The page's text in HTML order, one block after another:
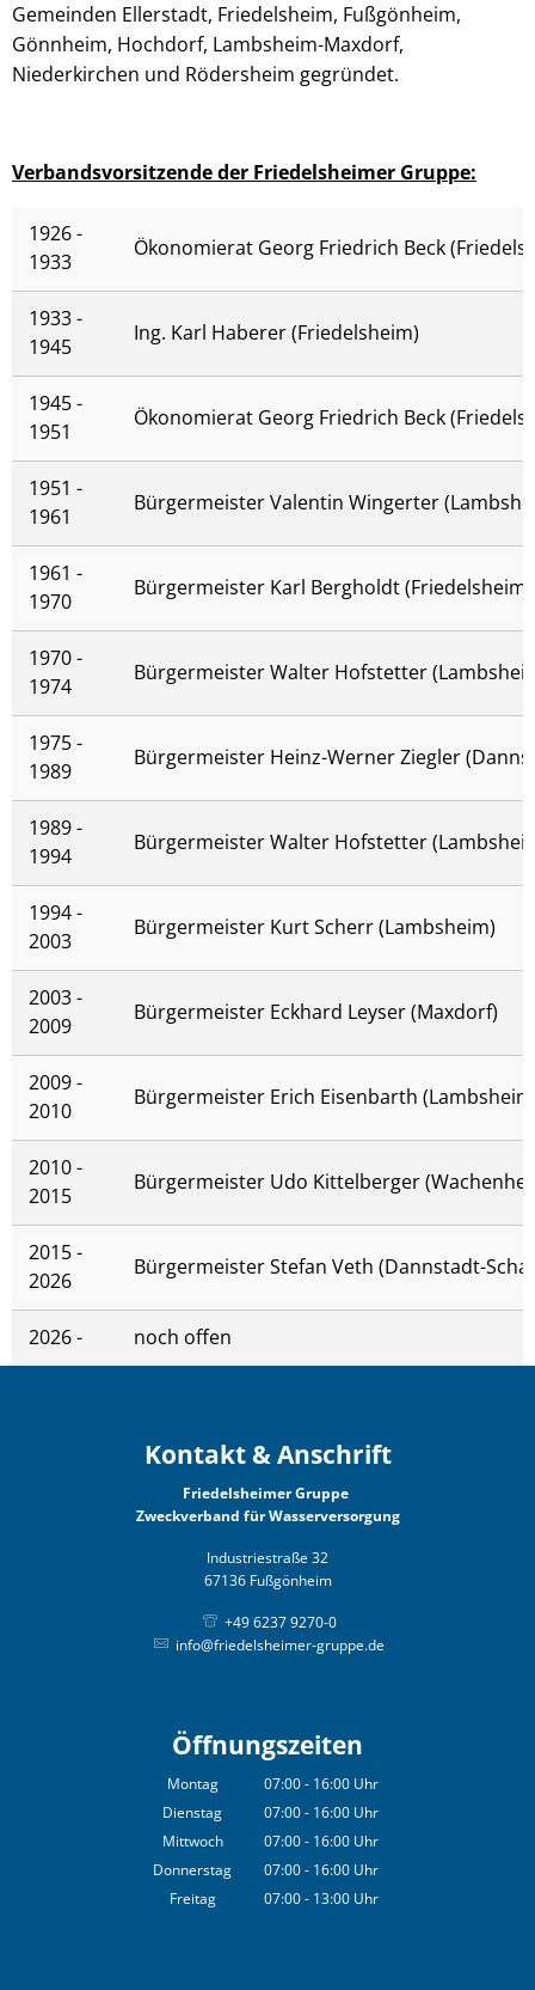
Gemeinden Ellerstadt, Friedelsheim, Fußgönheim,
Gönnheim, Hochdorf, Lambsheim-Maxdorf,
Niederkirchen und Rödersheim gegründet.
Verbandsvorsitzende der Friedelsheimer Gruppe:
1926 -
1933
Ökonomierat Georg Friedrich Beck
1933 -
1945
Ing. Karl Haberer (Friedelsheim)
1945 -
1951
Ökonomierat Georg Friedrich Beck
1951 -
1961
Bürgermeister Valentin Wingerter
1961 -
1970
Bürgermeister Karl Bergholdt (Friedelsheim)
1970 -
1974
Bürgermeister Walter Hofstetter
1975 -
1989
Bürgermeister Heinz-Werner Ziegler
1989 -
1994
Bürgermeister Walter Hofstetter
1994 -
2003
Bürgermeister Kurt Scherr (Lambsheim)
2003 -
2009
Bürgermeister Eckhard Leyser (Maxdorf)
2009 -
2010
Bürgermeister Erich Eisenbarth
2010 -
2015
Bürgermeister Udo Kittelberger
2015 -
2026
Bürgermeister Stefan Veth (Dannstadt-
2026 - noch offen
Kontakt & Anschrift
Friedelsheimer Gruppe
Zweckverband für Wasserversorgung
Industriestraße 32
67136 Fußgönheim
+49 6237 9270-0
info@friedelsheimer-gruppe.de
Öffnungszeiten
Montag 07:00- 16:00 Uhr
Von 07:00 bis 16:00 Uhr
Dienstag 07:00- 16:00 Uhr
Von 07:00 bis 16:00 Uhr
Mittwoch 07:00- 16:00 Uhr
Von 07:00 bis 16:00 Uhr
Donnerstag 07:00- 16:00 Uhr
Von 07:00 bis 16:00 Uhr
Freitag 07:00- 13:00 Uhr